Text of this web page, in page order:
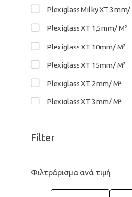
Plexiglass Milky XT 3mm/
Plexiglass XT 1,5mm/ M²
Plexiglass XT 10mm/ M²
Plexiglass XT 15mm/ M²
Plexiglass XT 2mm/ M²
Plexiglass XT 3mm/ M²
Plexiglass XT 5mm/ M²
Filter
Φιλτράρισμα ανά τιμή